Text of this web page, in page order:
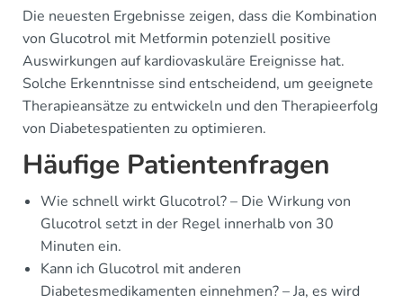
Die neuesten Ergebnisse zeigen, dass die Kombination
von Glucotrol mit Metformin potenziell positive
Auswirkungen auf kardiovaskuläre Ereignisse hat.
Solche Erkenntnisse sind entscheidend, um geeignete
Therapieansätze zu entwickeln und den Therapieerfolg
von Diabetespatienten zu optimieren.
Häufige Patientenfragen
Wie schnell wirkt Glucotrol? – Die Wirkung von
Glucotrol setzt in der Regel innerhalb von 30
Minuten ein.
Kann ich Glucotrol mit anderen
Diabetesmedikamenten einnehmen? – Ja, es wird